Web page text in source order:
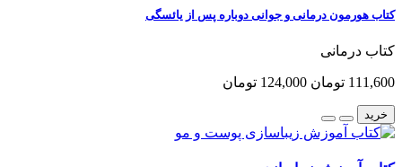
کتاب هورمون درمانی و جوانی دوباره پس از یائسگی
کتاب درمانی
111,600 تومان 124,000 تومان
خرید